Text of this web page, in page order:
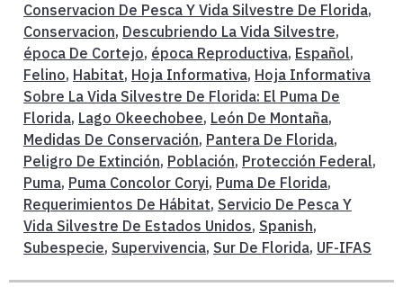
Conservacion De Pesca Y Vida Silvestre De Florida,
Conservacion, Descubriendo La Vida Silvestre,
época De Cortejo, época Reproductiva, Español,
Felino, Habitat, Hoja Informativa, Hoja Informativa
Sobre La Vida Silvestre De Florida: El Puma De
Florida, Lago Okeechobee, León De Montaña,
Medidas De Conservación, Pantera De Florida,
Peligro De Extinción, Población, Protección Federal,
Puma, Puma Concolor Coryi, Puma De Florida,
Requerimientos De Hábitat, Servicio De Pesca Y
Vida Silvestre De Estados Unidos, Spanish,
Subespecie, Supervivencia, Sur De Florida, UF-IFAS